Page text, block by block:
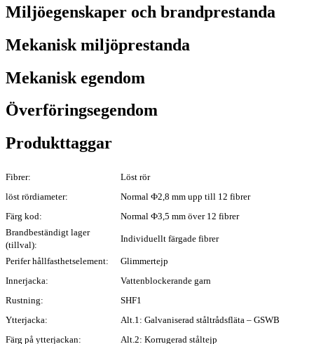
Miljöegenskaper och brandprestanda
Mekanisk miljöprestanda
Mekanisk egendom
Överföringsegendom
Produkttaggar
Fibrer:
Löst rör
löst rördiameter:
Normal Ф2,8 mm upp till 12 fibrer
Färg kod:
Normal Ф3,5 mm över 12 fibrer
Brandbeständigt lager
(tillval):
Individuellt färgade fibrer
Perifer hållfasthetselement:
Glimmertejp
Innerjacka:
Vattenblockerande garn
Rustning:
SHF1
Ytterjacka:
Alt.1: Galvaniserad ståltrådsfläta – GSWB
Färg på ytterjackan:
Alt.2: Korrugerad ståltejp